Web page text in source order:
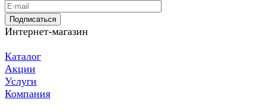
Подписаться
Интернет-магазин
Каталог
Акции
Услуги
Компания